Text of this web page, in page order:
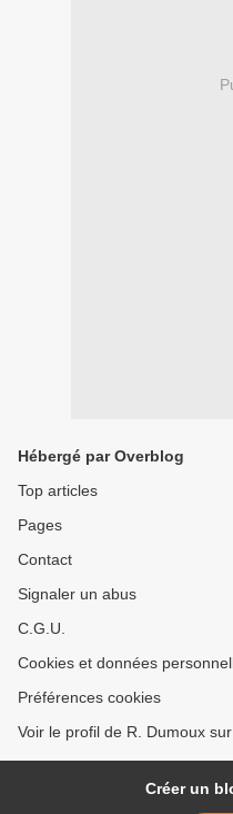
Hébergé par Overblog
Top articles
Pages
Contact
Signaler un abus
C.G.U.
Cookies et données
Préférences cookies
Voir le profil de R. Dumoux
Créer un